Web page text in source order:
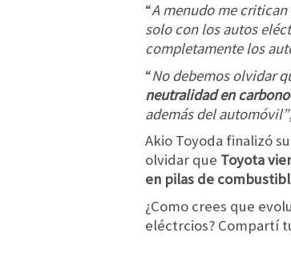
“A menudo me
solo con los autos
completamente los
“No debemos olvidar
neutralidad en carbono
además del automóvil”
Akio Toyoda finalizó
olvidar que Toyota
en pilas de
¿Como crees que
eléctrcios? Compartí